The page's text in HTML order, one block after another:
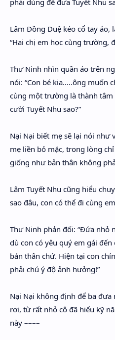
phải dùng để đưa Tuyết Nhu
Lâm Đồng Duệ kéo cổ tay áo,
“Hai chị em học cùng trường,
Thư Ninh nhìn quần áo trên
nói: “Con bé kia.....ông muốn
cùng một trường là thành tâm
cười Tuyết Nhu sao?”
Nại Nại biết mẹ sẽ lại nói như
mẹ liền bỏ mặc, trong lòng
giống như bản thân không
Lâm Tuyết Nhu cũng hiểu
sao đâu, con có thể đi cùng
Thư Ninh phản đối: “Đứa nhỏ
dù con có yêu quý em gái
bản thân chứ. Hiện tại con
phải chú ý độ ảnh hưởng!”
Nại Nại không định để ba
rơi, từ rất nhỏ cô đã hiểu kỹ
này ––––